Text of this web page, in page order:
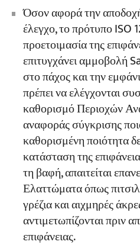
Όσον αφορά την
έλεγχο, το πρότυπο ISO
προετοιμασία της
επιτυγχάνει αμμοβολή
στο πάχος και την
πρέπει να ελέγχονται
καθορισμό Περιοχών
αναφοράς σύγκρισης
καθορισμένη ποιότητα
κατάσταση της
τη βαφή, απαιτείται
Ελαττώματα όπως
γρέζια και αιχμηρές
αντιμετωπίζονται πριν
επιφάνειας.